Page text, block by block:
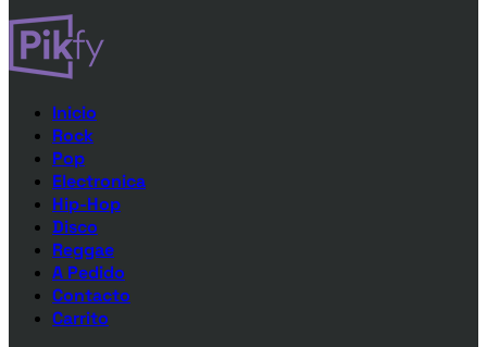
Inicio
Rock
Pop
Electronica
Hip-Hop
Disco
Reggae
A Pedido
Contacto
Carrito